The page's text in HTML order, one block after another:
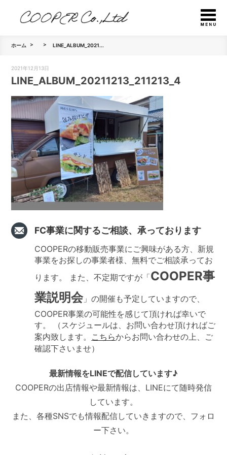
ホーム LINE_ALBUM_2021...
2021年12月13日
LINE_ALBUM_20211213_211213_4
FC事業に関するご相談、承っております
COOPERの移動販売事業にご興味がある方、新規
事業をお探しの事業者様、無料でご相談承ってお
ります。 また、不定期ですが「COOPER事
業説明会」の開催も予定していますので、
COOPER事業の可能性を感じて頂ければ幸いで
す。 （スケジュールは、お問い合わせ頂ければご
案内致します。 こちらからお問い合わせの上、ご
確認下さいませ）
最新情報をLINEで配信しています♪
COOPERの出店情報や最新情報は、LINEにて随時発信
しています。
また、各種SNSでも情報配信していきますので、フォロ
ー下さい。